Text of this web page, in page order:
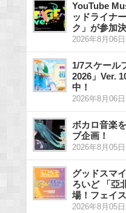
YouTube
ッドライナ
ク」が参加決
2026年8月06
1/7スケール
2026」Ver.
中！
2026年8月06
ボカロ音楽
ブ企画！
2026年8月05
グッドスマ
ろいど 「亞
場！フェイ
2026年8月05